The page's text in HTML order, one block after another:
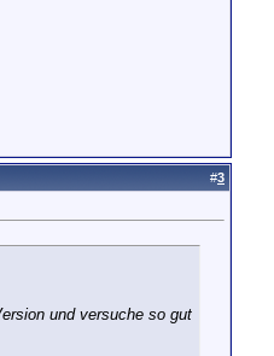
#3
und versuche so gut